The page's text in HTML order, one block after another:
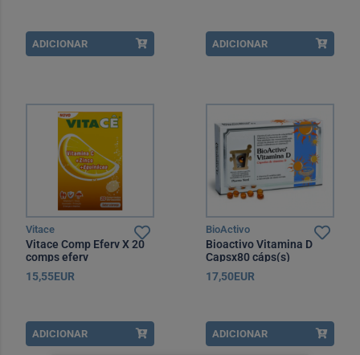
ADICIONAR ADICIONAR
Vitace
Vitace Comp Eferv X 20
comps eferv
15,55EUR
ADICIONAR
BioActivo
Bioactivo Vitamina D
Capsx80 cáps(s)
17,50EUR
ADICIONAR